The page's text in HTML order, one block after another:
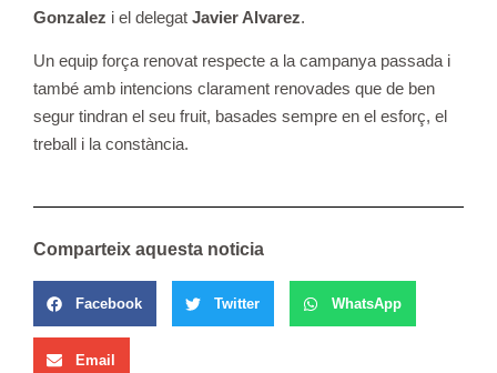
Gonzalez i el delegat Javier Alvarez.
Un equip força renovat respecte a la campanya passada i
també amb intencions clarament renovades que de ben
segur tindran el seu fruit, basades sempre en el esforç, el
treball i la constància.
Comparteix aquesta noticia
Facebook Twitter WhatsApp
Email